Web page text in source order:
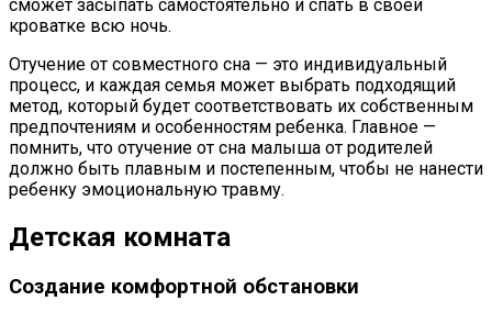
сможет засыпать самостоятельно и спать в своей
кроватке всю ночь.
Отучение от совместного сна — это индивидуальный
процесс, и каждая семья может выбрать подходящий
метод, который будет соответствовать их собственным
предпочтениям и особенностям ребенка. Главное —
помнить, что отучение от сна малыша от родителей
должно быть плавным и постепенным, чтобы не нанести
ребенку эмоциональную травму.
Детская комната
Создание комфортной обстановки